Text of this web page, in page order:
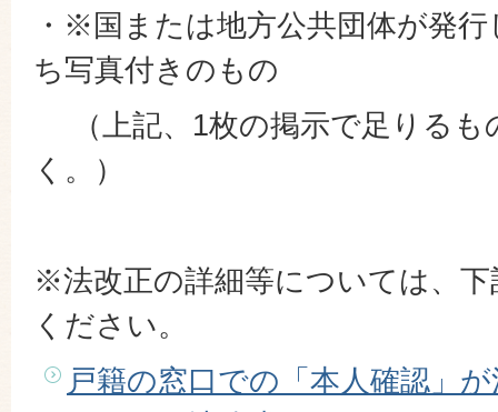
・※国または地方公共団体が発
ち写真付きのもの
（上記、1枚の掲示で足りるも
く。）
※法改正の詳細等については、
ください。
戸籍の窓口での「本人確認」